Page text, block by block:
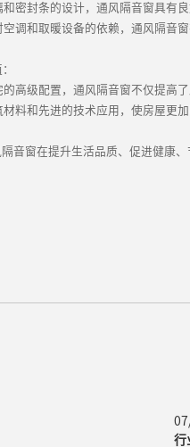
密封条的设计，通风隔音窗具有
调和取暖设备的依赖，通风隔音
高级配置，通风隔音窗不仅提高
料和先进的技术应用，使房屋更加
音窗在提升生活品质、促进健康
行